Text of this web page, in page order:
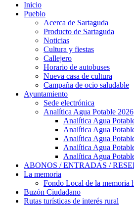
Inicio
Pueblo
Acerca de Sartaguda
Producto de Sartaguda
Noticias
Cultura y fiestas
Callejero
Horario de autobuses
Nueva casa de cultura
Campaña de ocio saludable
Ayuntamiento
Sede electrónica
Analítica Agua Potable 2026
Analítica Agua
Analítica Agua
Analítica Agua
Analítica Agua
Analítica Agua
ABONOS / ENTRADAS /
La memoria
Fondo Local de la memoria
Buzón Ciudadano
Rutas turísticas de interés rural